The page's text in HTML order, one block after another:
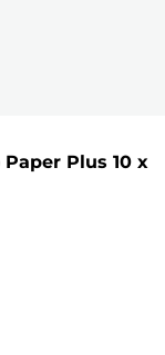
Paper Plus 10 x